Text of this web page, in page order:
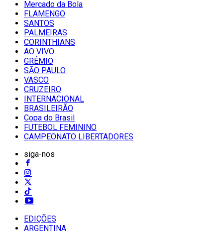
Mercado da Bola
FLAMENGO
SANTOS
PALMEIRAS
CORINTHIANS
AO VIVO
GRÊMIO
SĀO PAULO
VASCO
CRUZEIRO
INTERNACIONAL
BRASILEIRÃO
Copa do Brasil
FUTEBOL FEMININO
CAMPEONATO LIBERTADORES
siga-nos
EDIÇÕES
ARGENTINA